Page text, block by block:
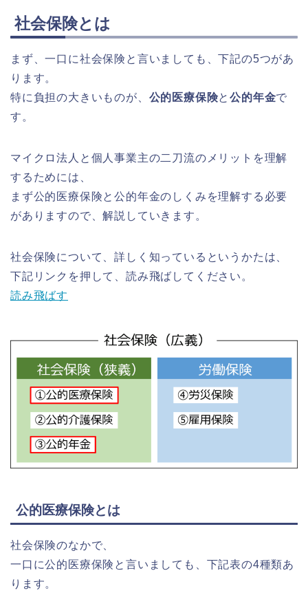
社会保険とは
まず、一口に社会保険と言いましても、下記の5つがあ
ります。
特に負担の大きいものが、 公的医療保険と公的年金で
す。
マイクロ法人と個人事業主の二刀流のメリットを理解
するためには、
まず公的医療保険と公的年金のしくみを理解する必要
がありますので、解説していきます。
社会保険について、詳しく知っているというかたは、
下記リンクを押して、読み飛ばしてください。
読み飛ばす
公的医療保険とは
社会保険のなかで、
一口に公的医療保険と言いましても、下記表の4種類あ
ります。